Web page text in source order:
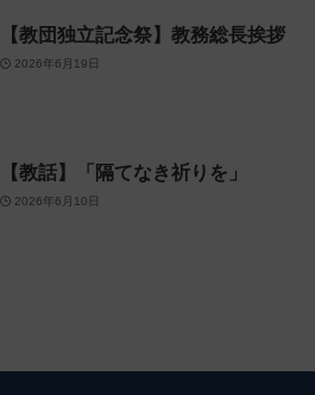
【教団独立記念祭】教務総長挨拶
2026年6月19日
【教話】「隔てなき祈りを」
2026年6月10日